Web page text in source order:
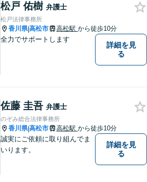
松戸 佑樹 弁護士
松戸法律事務所
香川県|高松市 高松駅 から徒歩10分
全力でサポートします
詳細を見
る
佐藤 圭吾 弁護士
のぞみ総合法律事務所
香川県|高松市 高松駅 から徒歩10分
誠実にご依頼に取り組んでま
いります。
詳細を見
る